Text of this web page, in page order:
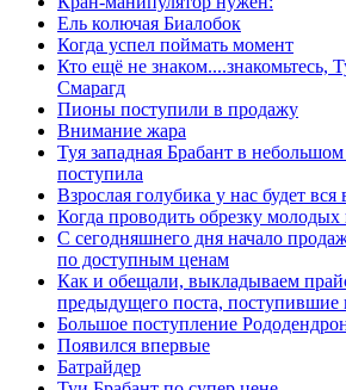
Ель колючая Биалобок
Когда успел поймать момент
Кто ещё не знаком....знакомьтесь,
Смарагд
Пионы поступили в продажу
Внимание жара
Туя западная Брабант в
поступила
Взрослая голубика у нас будет вся
Когда проводить обрезку молодых
С сегодняшнего дня начало
по доступным ценам
Как и обещали, выкладываем
предыдущего поста, поступившие
Большое поступление
Появился впервые
Батрайдер